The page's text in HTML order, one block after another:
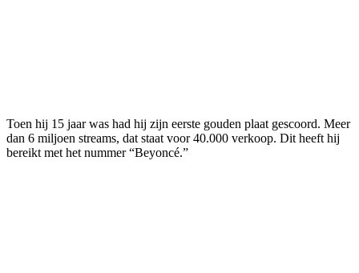
Toen hij 15 jaar was had hij zijn eerste gouden plaat gescoord. Meer
dan 6 miljoen streams, dat staat voor 40.000 verkoop. Dit heeft hij
bereikt met het nummer “Beyoncé.”